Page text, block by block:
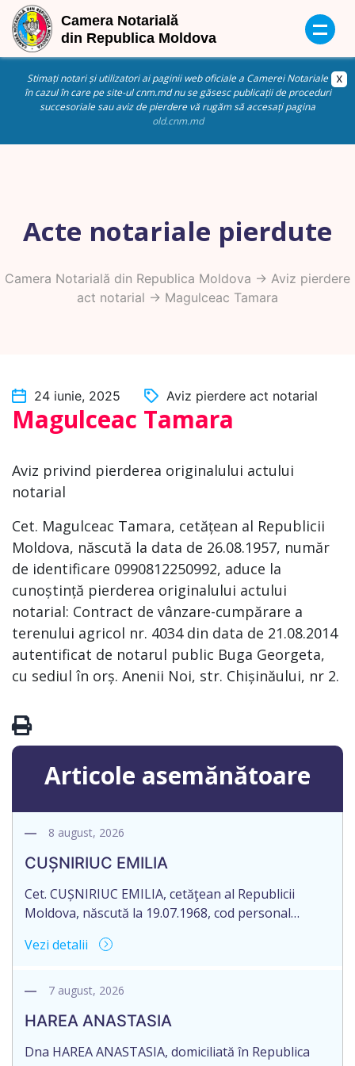
Stimați notari și utilizatori ai paginii web oficiale a Camerei Notariale
în cazul în care pe site-ul cnm.md nu se găsesc publicații de proceduri
succesoriale sau aviz de pierdere vă rugăm să accesați pagina
old.cnm.md
Acte notariale pierdute
Camera Notarială din Republica Moldova -> Aviz pierdere
act notarial -> Magulceac Tamara
24 iunie, 2025 Aviz pierdere act notarial
Magulceac Tamara
Aviz privind pierderea originalului actului
notarial
Cet. Magulceac Tamara, cetățean al Republicii
Moldova, născută la data de 26.08.1957, număr
de identificare 0990812250992, aduce la
cunoștință pierderea originalului actului
notarial: Contract de vânzare-cumpărare a
terenului agricol nr. 4034 din data de 21.08.2014
autentificat de notarul public Buga Georgeta,
cu sediul în orș. Anenii Noi, str. Chișinăului, nr 2.
Articole asemănătoare
8 august, 2026
CUȘNIRIUC EMILIA
Cet. CUȘNIRIUC EMILIA, cetăţean al Republicii
Moldova, născută la 19.07.1968, cod personal
raionul Fălești, satul Comarovca, aduce la
Certificatului de moștenitor legal, înregistrat sub
Larisa Dogotari, cu sediul biroului în or. Fălești,
str.Ștefan cel Mare, 61.
Vezi detalii
7 august, 2026
HAREA ANASTASIA
Dna HAREA ANASTASIA, domiciliată în Republica